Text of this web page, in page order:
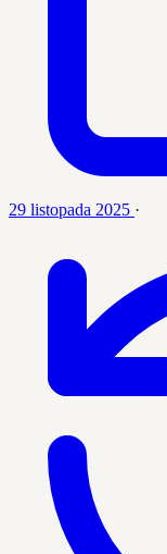
29 listopada 2025 ·